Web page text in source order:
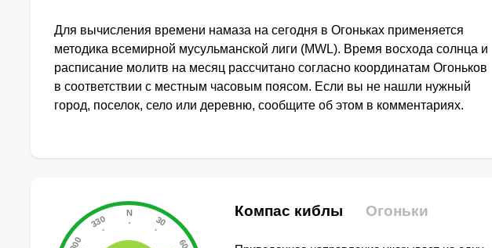
Для вычисления времени намаза на сегодня в Огоньках применяется
методика всемирной мусульманской лиги (MWL). Время восхода солнца и
расписание молитв на месяц рассчитано согласно координатам Огоньков
в соответствии с местным часовым поясом. Если вы не нашли нужный
город, поселок, село или деревню, сообщите об этом в комментариях.
Компас киблы Огоньки